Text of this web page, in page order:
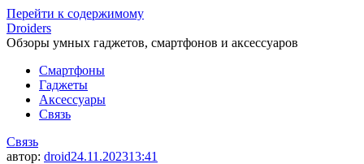
Перейти к содержимому
Droiders
Обзоры умных гаджетов, смартфонов и аксессуаров
Смартфоны
Гаджеты
Аксессуары
Связь
Связь
автор: droid24.11.202313:41